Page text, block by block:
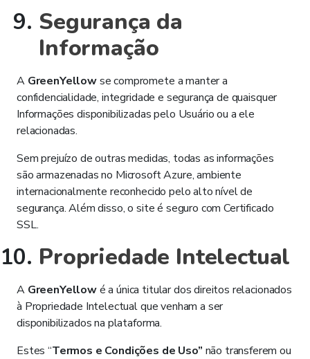
Segurança da
Informação
A GreenYellowse compromete a manter a
confidencialidade, integridade e segurança de quaisquer
Informações disponibilizadas pelo Usuário ou a ele
relacionadas.
Sem prejuízo de outras medidas, todas as informações
são armazenadas no Microsoft Azure, ambiente
internacionalmente reconhecido pelo alto nível de
segurança. Além disso, o site é seguro com Certificado
SSL.
Propriedade Intelectual
A GreenYellowé a única titular dos direitos relacionados
à Propriedade Intelectual que venham a ser
disponibilizados na plataforma.
Estes “Termos e Condições de Uso” não transferem ou